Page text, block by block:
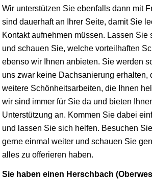
Wir unterstützen Sie ebenfalls dann mit
sind dauerhaft an Ihrer Seite, damit Sie
Kontakt aufnehmen müssen. Lassen Sie
und schauen Sie, welche vorteilhaften
ebenso wir Ihnen anbieten. Sie werden
uns zwar keine Dachsanierung erhalten,
weitere Schönheitsarbeiten, die Ihnen
wir sind immer für Sie da und bieten
Unterstützung an. Kommen Sie dabei
und lassen Sie sich helfen. Besuchen
gerne einmal weiter und schauen Sie
alles zu offerieren haben.
Sie haben einen Herschbach